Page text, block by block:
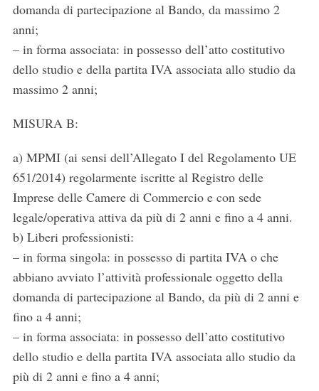
domanda di partecipazione al Bando, da massimo 2
anni;
– in forma associata: in possesso dell’atto costitutivo
dello studio e della partita IVA associata allo studio da
massimo 2 anni;
MISURA B:
a) MPMI (ai sensi dell’Allegato I del Regolamento UE
651/2014) regolarmente iscritte al Registro delle
Imprese delle Camere di Commercio e con sede
legale/operativa attiva da più di 2 anni e fino a 4 anni.
b) Liberi professionisti:
– in forma singola: in possesso di partita IVA o che
abbiano avviato l’attività professionale oggetto della
domanda di partecipazione al Bando, da più di 2 anni e
fino a 4 anni;
– in forma associata: in possesso dell’atto costitutivo
dello studio e della partita IVA associata allo studio da
più di 2 anni e fino a 4 anni;